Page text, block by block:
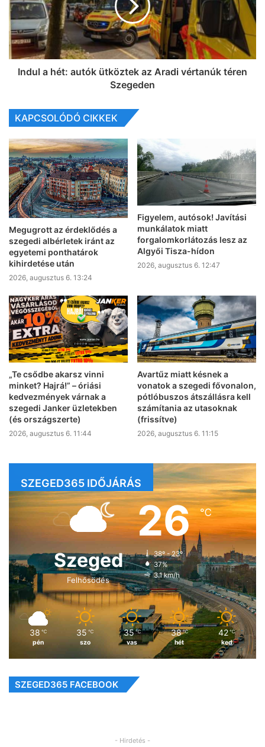
Indul a hét: autók ütköztek az Aradi vértanúk téren
Szegeden
KAPCSOLÓDÓ CIKKEK
Megugrott az érdeklődés a
szegedi albérletek iránt az
egyetemi ponthatárok
kihirdetése után
2026, augusztus 6. 13:24
Figyelem, autósok! Javítási
munkálatok miatt
forgalomkorlátozás lesz az
Algyői Tisza-hídon
2026, augusztus 6. 12:47
„Te csődbe akarsz vinni
minket? Hajrá!” – óriási
kedvezmények várnak a
szegedi Janker üzletekben
(és országszerte)
2026, augusztus 6. 11:44
Avartűz miatt késnek a
vonatok a szegedi fővonalon,
pótlóbuszos átszállásra kell
számítania az utasoknak
(frissítve)
2026, augusztus 6. 11:15
SZEGED365 IDŐJÁRÁS
Szeged
Felhősödés
26℃
38º - 23º
37%
3.1 km/h
38 ℃
pén
35 ℃
szo
35 ℃
vas
38 ℃
hét
42 ℃
ked
SZEGED365 FACEBOOK
- Hirdetés -